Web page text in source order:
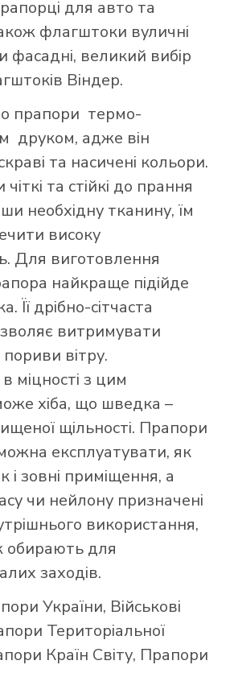
для авто та
флагштоки вуличні
фасадні, великий вибір
Віндер.
прапори термо-
друком, адже він
та насичені кольори.
та стійкі до прання
необхідну тканину, їм
високу
Для виготовлення
найкраще підійде
Її дрібно-сітчаста
витримувати
пориви вітру.
міцності з цим
хіба, що шведка –
щільності. Прапори
експлуатувати, як
і зовні приміщення, а
чи нейлону призначені
використання,
обирають для
заходів.
України, Військові
Територіальної
Країн Світу, Прапори